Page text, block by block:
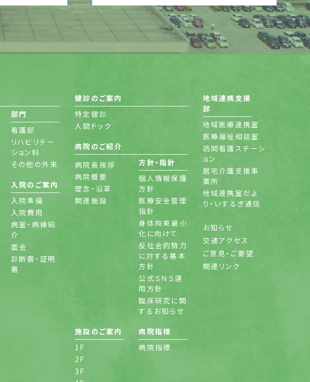
部門
看護部
リハビリテー
ション科
その他の外来
入院のご案内
入院準備
入院費用
病室・病棟紹
介
面会
診断書・証明
書
健診のご案内
特定健診
人間ドック
病院のご紹介
病院長挨拶
病院概要
理念・沿革
関連施設
方針・指針
個人情報保護
方針
医療安全管理
指針
身体拘束最小
化に向けて
反社会的勢力
に対する基本
方針
公式ＳＮＳ運
用方針
臨床研究に関
するお知らせ
施設のご案内
1F
2F
3F
病院指標
病院指標
地域連携支援
部
地域医療連携室
医療福祉相談室
訪問看護ステーシ
ョン
居宅介護支援事
業所
地域連携室だよ
り・いするぎ通信
お知らせ
交通アクセス
ご意見・ご要望
関連リンク